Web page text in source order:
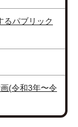
るパブリック
(令和3年〜令